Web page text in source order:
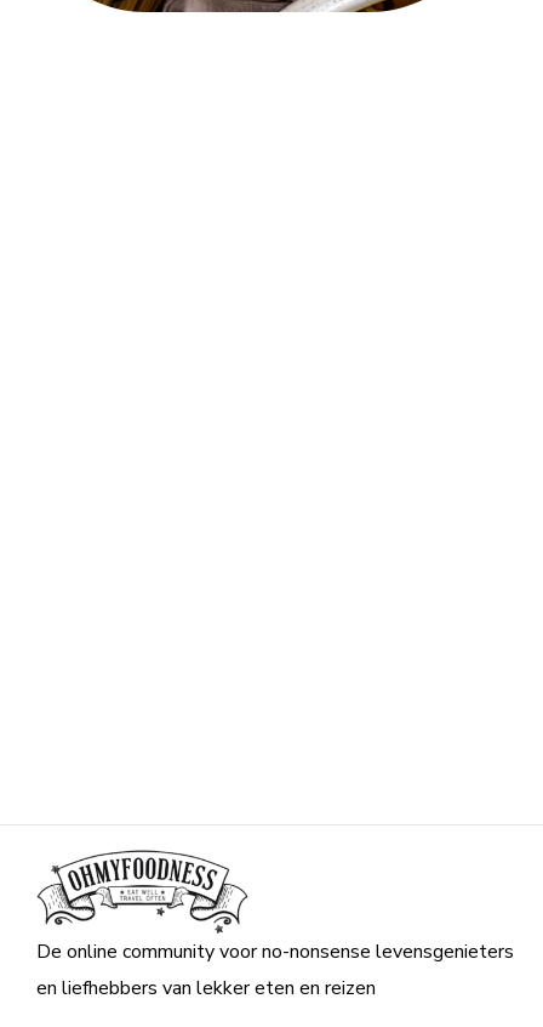
De online community voor no-nonsense levensgenieters
en liefhebbers van lekker eten en reizen